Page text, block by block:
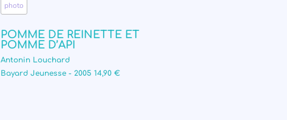
photo
POMME DE REINETTE ET
POMME D’API
Antonin Louchard
Bayard Jeunesse - 2005 14,90 €